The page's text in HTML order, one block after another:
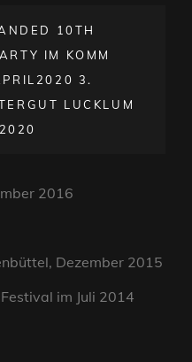
10TH
IM KOMM
3.
LUCKLUM
2016
Dezember 2015
im Juli 2014